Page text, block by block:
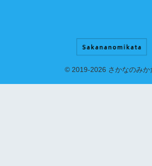
© 2019-2026 さかなのみか